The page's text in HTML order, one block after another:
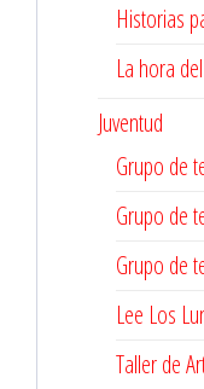
Historias
La hora
Juventud
Grupo de
Grupo de
Grupo de
Lee Los
Taller de